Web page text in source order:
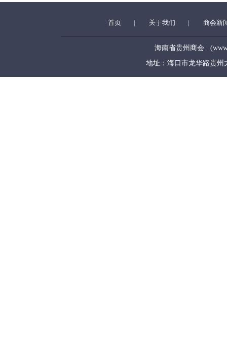
首页 关于我们 商会新
海南省贵州商会
地址：海口市龙华路贵州